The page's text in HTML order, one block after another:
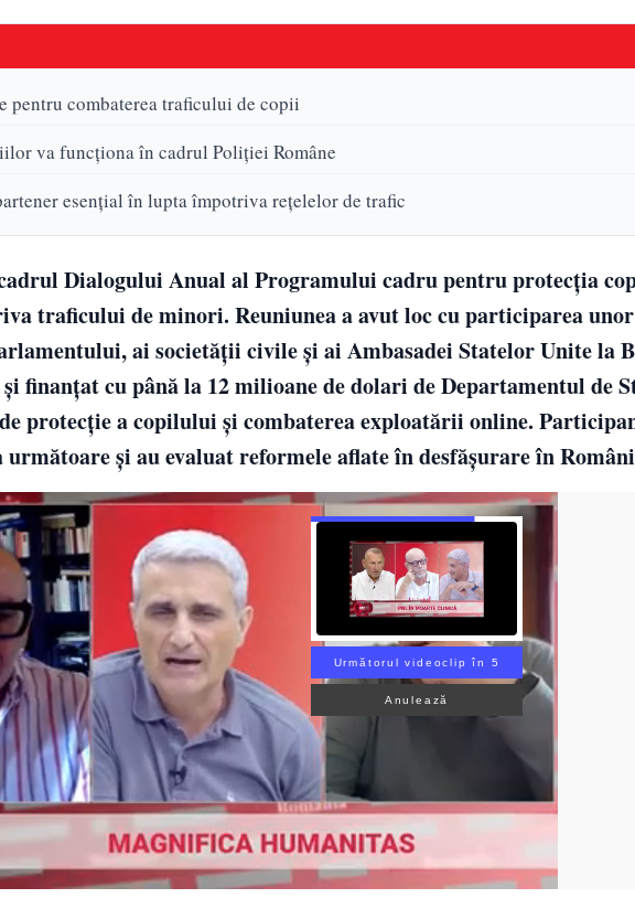
pentru combaterea traficului de copii
va funcționa în cadrul Poliției Române
esențial în lupta împotriva rețelelor de trafic
Dialogului Anual al Programului cadru pentru protecția
traficului de minori. Reuniunea a avut loc cu participarea
ai societății civile și ai Ambasadei Statelor Unite la
finanțat cu până la 12 milioane de dolari de Departamentul de
protecție a copilului și combaterea exploatării online.
și au evaluat reformele aflate în desfășurare în
Următorul videoclip în 3
Anulează